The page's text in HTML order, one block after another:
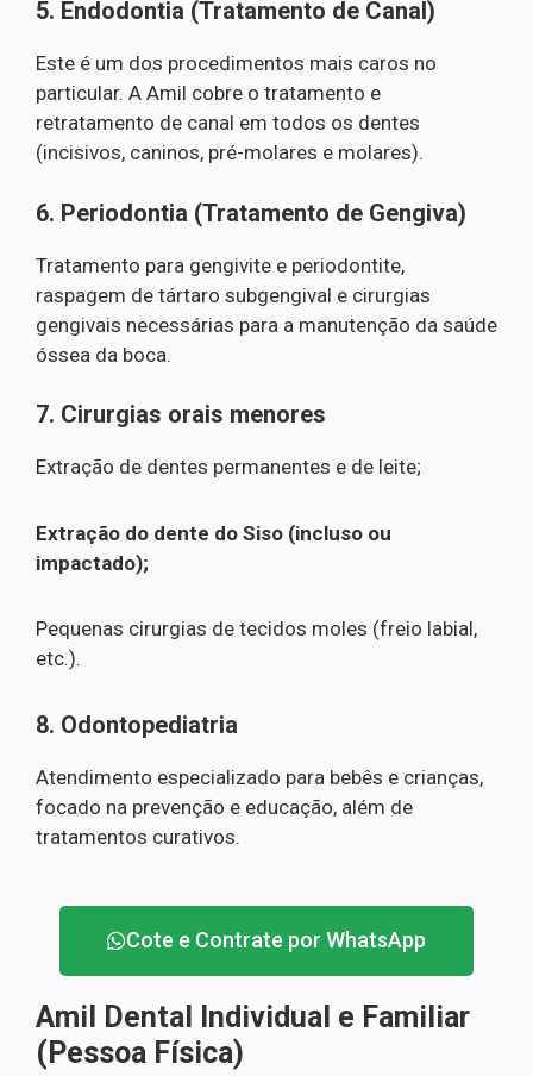
5. Endodontia (Tratamento de Canal)
Este é um dos procedimentos mais caros no
particular. A Amil cobre o tratamento e
retratamento de canal em todos os dentes
(incisivos, caninos, pré-molares e molares).
6. Periodontia (Tratamento de Gengiva)
Tratamento para gengivite e periodontite,
raspagem de tártaro subgengival e cirurgias
gengivais necessárias para a manutenção da saúde
óssea da boca.
7. Cirurgias orais menores
Extração de dentes permanentes e de leite;
Extração do dente do Siso (incluso ou
impactado);
Pequenas cirurgias de tecidos moles (freio labial,
etc.).
8. Odontopediatria
Atendimento especializado para bebês e crianças,
focado na prevenção e educação, além de
tratamentos curativos.
Cote e Contrate por WhatsApp
Amil Dental Individual e Familiar
(Pessoa Física)